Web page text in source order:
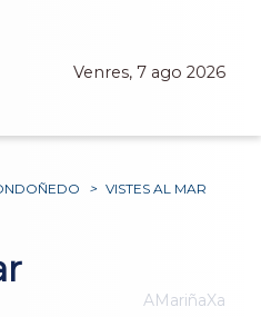
Venres, 7 ago 2026
> VISTES AL MAR
AMariñaXa